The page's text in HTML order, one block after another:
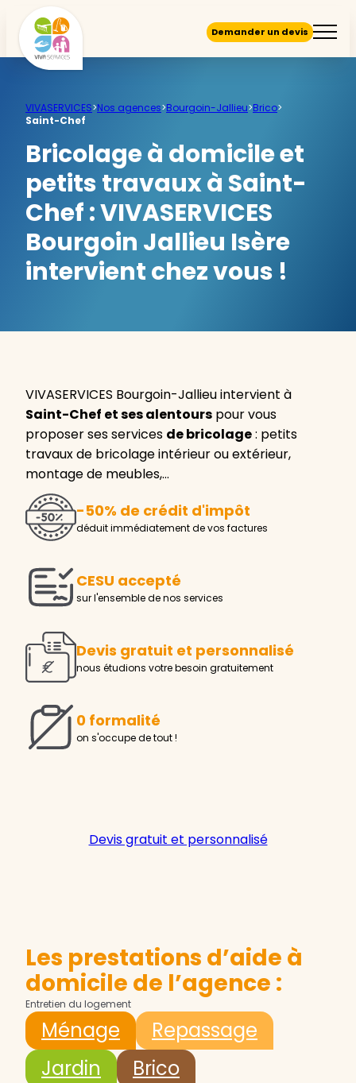
Demander un devis
VIVASERVICES>Nos agences>Bourgoin-Jallieu>Brico>
Saint-Chef
Bricolage à domicile et
petits travaux à Saint-
Chef :VIVASERVICES
Bourgoin Jallieu Isère
intervient chez vous !
VIVASERVICES Bourgoin-Jallieu intervient à
Saint-Chef et ses alentours pour vous
proposer ses services de bricolage: petits
travaux de bricolage intérieur ou extérieur,
montage de meubles,…
-50% de crédit d'impôt
déduit immédiatement de vos factures
CESU accepté
sur l'ensemble de nos services
Devis gratuit et personnalisé
nous étudions votre besoin gratuitement
0 formalité
on s'occupe de tout !
Devis gratuit et personnalisé
Les prestations d’aide à
domicile de l’agence :
Entretien du logement
Ménage
Repassage
Jardin
Brico